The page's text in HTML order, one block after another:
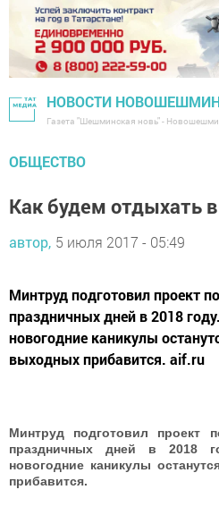
НОВОСТИ
Газета "Шешминская новь" -
ОБЩЕСТВО
Как будем отдыхать
автор, 5 июля 2017 - 05:49
Минтруд подготовил проект
празд­ничных дней в 2018
новогодние каникулы
выходных прибавится. aif.ru
Минтруд подготовил проект
празд­ничных дней в 2018
новогодние каникулы
прибавится.